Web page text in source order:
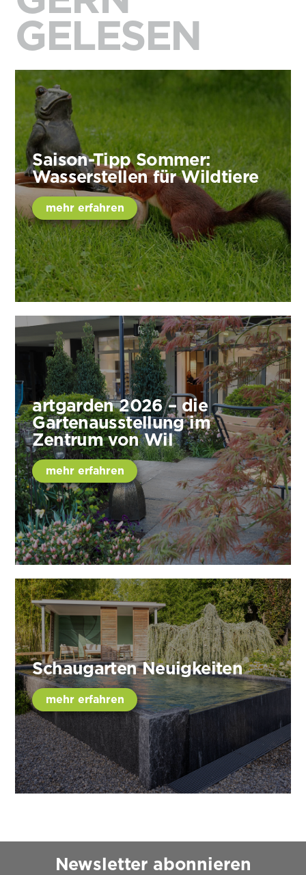
GELESEN
Saison-Tipp Sommer:
Wasserstellen für Wildtiere
mehr erfahren
artgarden 2026 – die
Gartenausstellung im
Zentrum von Wil
mehr erfahren
Schaugarten Neuigkeiten
mehr erfahren
Newsletter abonnieren